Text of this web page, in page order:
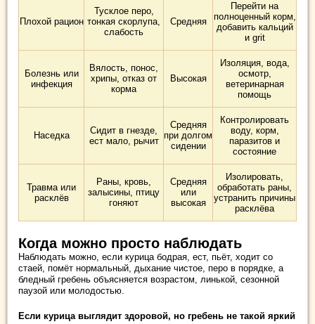
Плохой рацион
Тусклое перо,
тонкая скорлупа,
слабость
Средняя
Перейти на
полноценный корм,
добавить кальций
и grit
Болезнь или
инфекция
Вялость, понос,
хрипы, отказ от
корма
Высокая
Изоляция, вода,
осмотр,
ветеринарная
помощь
Наседка
Сидит в гнезде,
ест мало, рычит
Средняя
при долгом
сидении
Контролировать
воду, корм,
паразитов и
состояние
Травма или
расклёв
Раны, кровь,
залысины, птицу
гоняют
Средняя
или
высокая
Изолировать,
обработать раны,
устранить причины
расклёва
Когда можно просто наблюдать
Наблюдать можно, если курица бодрая, ест, пьёт, ходит со
стаей, помёт нормальный, дыхание чистое, перо в порядке, а
бледный гребень объясняется возрастом, линькой, сезонной
паузой или молодостью.
Если курица выглядит здоровой, но гребень не такой яркий